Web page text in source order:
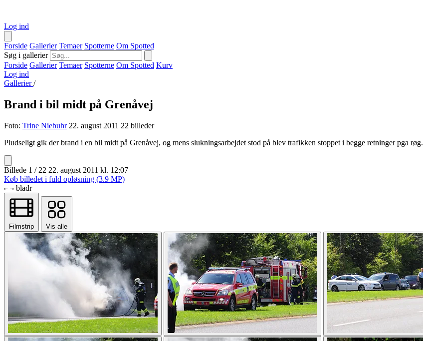
Log ind
Forside Gallerier Temaer Spotterne Om Spotted
Søg i gallerier
Forside Gallerier Temaer Spotterne Om Spotted Kurv
Log ind
Gallerier/
Brand i bil midt på Grenåvej
Foto: Trine Niebuhr 22. august 2011 22 billeder
Pludseligt gik der brand i en bil midt på Grenåvej, og mens slukningsarbejdet stod på blev trafikken stoppet i begge retninger pga røg.
Billede 1 / 22 22. august 2011 kl. 12:07
Køb billedet i fuld opløsning (3.9 MP)
← → bladr
Filmstrip Vis alle